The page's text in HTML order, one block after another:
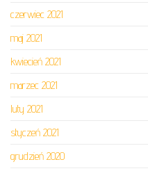
czerwiec 2021
maj 2021
kwiecień 2021
marzec 2021
luty 2021
styczeń 2021
grudzień 2020